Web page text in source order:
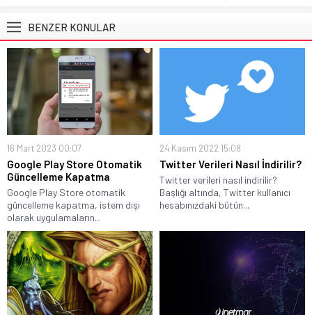
BENZER KONULAR
16 Mart 2023 00:07
Google Play Store Otomatik
Güncelleme Kapatma
Google Play Store otomatik
güncelleme kapatma, istem dışı
olarak uygulamaların...
24 Kasım 2022 15:08
Twitter Verileri Nasıl İndirilir?
Twitter verileri nasıl indirilir?
Başlığı altında, Twitter kullanıcı
hesabınızdaki bütün...